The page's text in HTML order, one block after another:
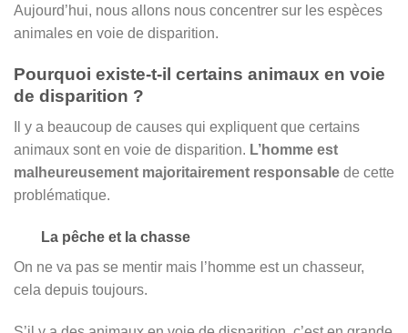
Aujourd’hui, nous allons nous concentrer sur les espèces
animales en voie de disparition.
Pourquoi existe-t-il certains animaux en voie
de disparition ?
Il y a beaucoup de causes qui expliquent que certains
animaux sont en voie de disparition. L’homme est
malheureusement majoritairement responsable de cette
problématique.
La pêche et la chasse
On ne va pas se mentir mais l’homme est un chasseur,
cela depuis toujours.